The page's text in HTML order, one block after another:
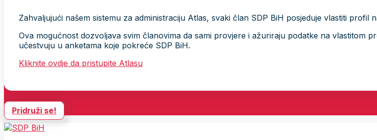
Zahvaljujući našem sistemu za administraciju Atlas, svaki član SDP BiH posjeduje vlastiti profil
Ova mogućnost dozvoljava svim članovima da sami provjere i ažuriraju podatke na vlastitom
učestvuju u anketama koje pokreće SDP BiH.
Kliknite ovdje da pristupite Atlasu
Pridruži se!